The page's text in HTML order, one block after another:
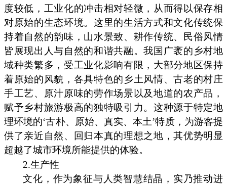
度较低，工业化的冲击相对轻微，从而得以保存相
对原始的生态环境。这里的生活方式和文化传统保
持着自然的韵味，山水景致、耕作传统、民俗风情
皆展现出人与自然的和谐共融。我国广袤的乡村地
域种类繁多，受工业化影响有限，大部分地区保持
着原始的风貌，各具特色的乡土风情、古老的村庄
手工艺、原汁原味的劳作场景以及地道的农产品，
赋予乡村旅游极高的独特吸引力。这种源于特定地
理环境的‘古朴、原始、真实、本土’特质，为游客提
供了亲近自然、回归本真的理想之地，其优势明显
超越了城市环境所能提供的体验。
2.生产性
文化，作为象征与人类智慧结晶，实乃推动进